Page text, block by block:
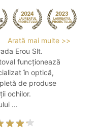
Arată mai multe >>
Erou Slt.
funcționează
în optică,
de produse
ochilor.
...